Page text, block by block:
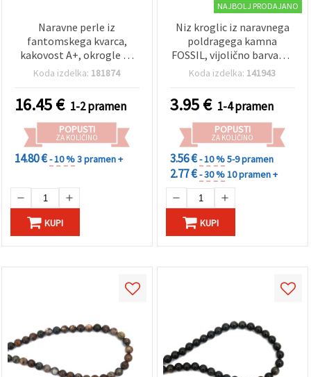
Naravne perle iz
fantomskega kvarca,
kakovost A+, okrogle 10
mm, niz ~37 kosov —
izdelavo nakita, DIY
zapestnice in ogrlice
Koda izdelka: 181874
16.45€ 1-2 pramen
POPUSTI
ZA KOLIČINO
14.80 €- 10 %3 pramen +
KUPI
NAJBOLJ PRODAJANO
Niz kroglic iz naravnega
poldragega kamna
FOSSIL, vijolično barvane,
okrogle 8–8,5 mm, ~45
Koda izdelka: 141943
3.95€ 1-4 pramen
POPUSTI
ZA KOLIČINO
3.56 €- 10 %5-9 pramen
2.77 €- 30 %10 pramen +
KUPI